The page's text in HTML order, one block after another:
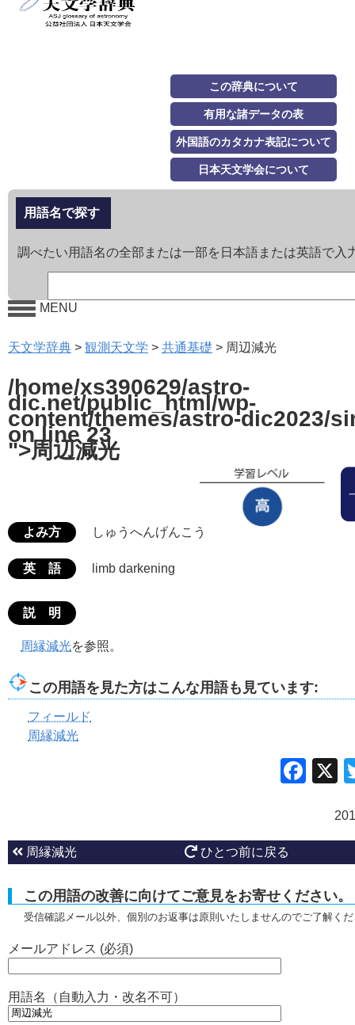
この辞典について
有用な諸データの表
外国語のカタカナ表記について
日本天文学会について
用語名で探す
調べたい用語名の全部または一部を日本語または英語で入
MENU
天文学辞典 > 観測天文学 > 共通基礎 > 周辺減光
/home/xs390629/astro-
dic.net/public_html/wp-
content/themes/astro-dic2023/
on line 23
">周辺減光
よみ方 しゅうへんげんこう
英 語 limb darkening
説 明
周縁減光を参照。
この用語を見た方はこんな用語も見ています:
フィールド
周縁減光
周縁減光 ひとつ前に戻る
この用語の改善に向けてご意見をお寄せください。
受信確認メール以外、個別のお返事は原則いたしませんのでご了解く
メールアドレス (必須)
用語名（自動入力・改名不可）